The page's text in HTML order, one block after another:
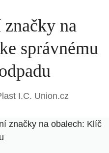
na
správnému
I.C. Union.cz
značky na obalech: Klíč